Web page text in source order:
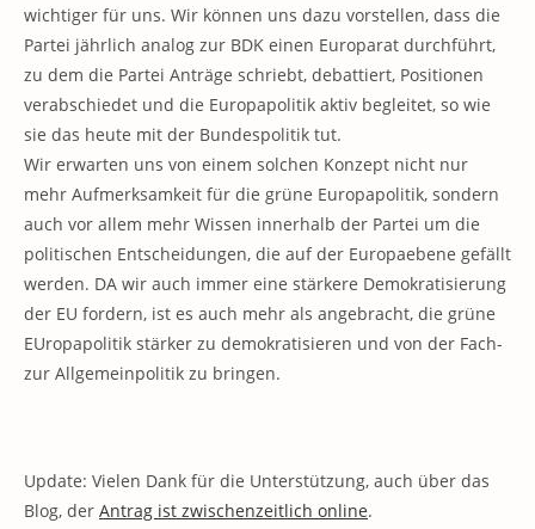
wichtiger für uns. Wir können uns dazu vorstellen, dass die
Partei jährlich analog zur BDK einen Europarat durchführt,
zu dem die Partei Anträge schriebt, debattiert, Positionen
verabschiedet und die Europapolitik aktiv begleitet, so wie
sie das heute mit der Bundespolitik tut.
Wir erwarten uns von einem solchen Konzept nicht nur
mehr Aufmerksamkeit für die grüne Europapolitik, sondern
auch vor allem mehr Wissen innerhalb der Partei um die
politischen Entscheidungen, die auf der Europaebene gefällt
werden. DA wir auch immer eine stärkere Demokratisierung
der EU fordern, ist es auch mehr als angebracht, die grüne
EUropapolitik stärker zu demokratisieren und von der Fach-
zur Allgemeinpolitik zu bringen.
Update: Vielen Dank für die Unterstützung, auch über das
Blog, der Antrag ist zwischenzeitlich online.